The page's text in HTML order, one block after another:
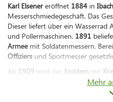
Karl Elsenereröffnet 1884 in
Messerschmiedegeschäft. Das
Dieser liefert über ein Wasserrad
und Pollermaschinen. 1891
Armeemit Soldatenmessern.
Offiziers und Sportmesser
Ab 1909 wird das Emblem mit
benutzt Karl Elsener nach dem
Mehr